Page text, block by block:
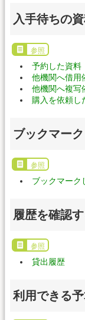
入手待ちの
参照
予約した資料
他機関へ借用
他機関へ複写
購入を依頼し
ブックマー
参照
ブックマーク
履歴を確認
参照
貸出履歴
利用できる